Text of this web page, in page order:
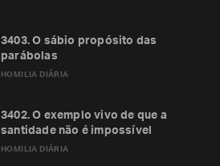
HOMILIA DIÁRIA
3403. O sábio propósito das
parábolas
HOMILIA DIÁRIA
3402. O exemplo vivo de que a
santidade não é impossível